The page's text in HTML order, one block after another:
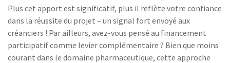
Plus cet apport est significatif, plus il reflète votre confiance
dans la réussite du projet – un signal fort envoyé aux
créanciers ! Par ailleurs, avez-vous pensé au financement
participatif comme levier complémentaire ? Bien que moins
courant dans le domaine pharmaceutique, cette approche